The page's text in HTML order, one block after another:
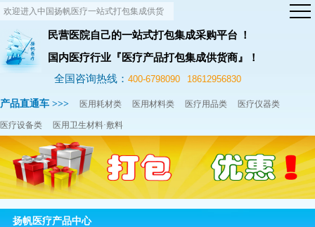
欢迎进入中国扬帆医疗一站式打包集成供货
网站！
全国咨询热线： 400-6798090 18612956830
民营医院自己的一站式打包集成采购平台 ！
国内医疗行业『医疗产品打包集成供货商』！
产品直通车 >>> 医用耗材类 医用材料类 医疗用品类 医疗仪器类
医疗设备类 医用卫生材料·敷料
扬帆医疗产品中心